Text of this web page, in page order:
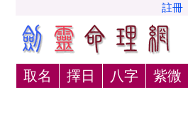
註冊
取名 擇日 八字 紫微